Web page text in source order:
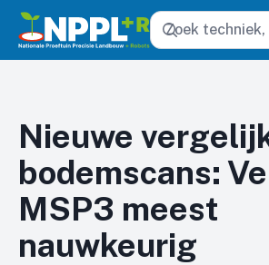
Zoeken
Nieuwe
bodemscans:
MSP3 meest
nauwkeurig